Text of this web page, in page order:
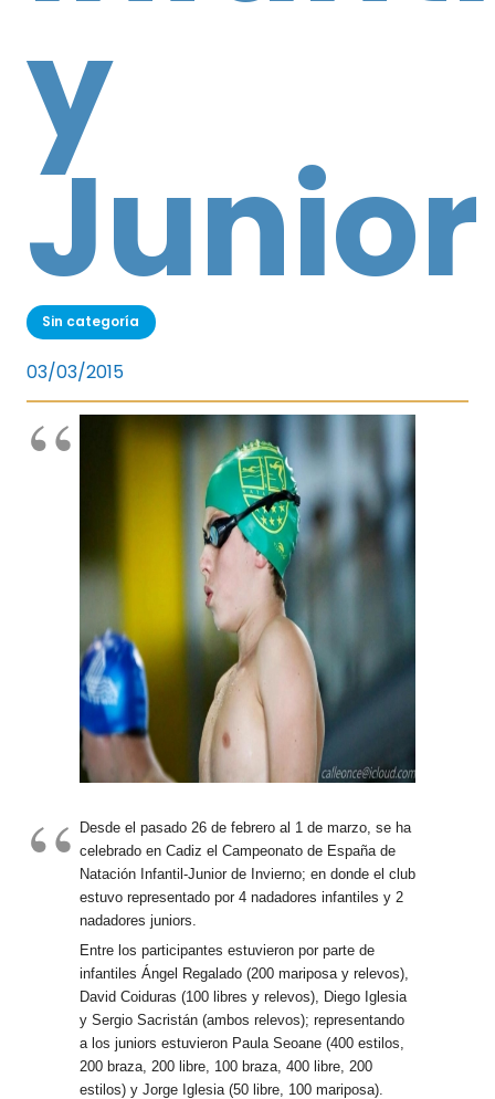
y
Junior
Sin categoría
03/03/2015
Desde el pasado 26 de febrero al 1 de marzo, se ha
celebrado en Cadiz el Campeonato de España de
Natación Infantil-Junior de Invierno; en donde el club
estuvo representado por 4 nadadores infantiles y 2
nadadores juniors.
Entre los participantes estuvieron por parte de
infantiles Ángel Regalado (200 mariposa y relevos),
David Coiduras (100 libres y relevos), Diego Iglesia
y Sergio Sacristán (ambos relevos); representando
a los juniors estuvieron Paula Seoane (400 estilos,
200 braza, 200 libre, 100 braza, 400 libre, 200
estilos) y Jorge Iglesia (50 libre, 100 mariposa).